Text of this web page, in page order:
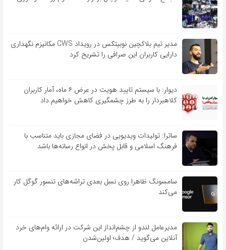
مدیر تیم بلاکچین نوبیتکس در رویداد CWS مکانیزم نگهداری
دارایی کاربران این صرافی را تشریح کرد
دیوار: با سیستم تایید هویت در عرض ۶ ماه، آمار کاربران
کلاهبردار را به طرز چشمگیری کاهش خواهیم داد
ساترا: تولیدات ویدیویی در فضای مجازی باید متناسب با
فرهنگ اسلامی و قابل پخش در انواع رسانه‌ها باشد
سامسونگ ظاهرا روی نسل بعدی تراشه‌های تنسور گوگل کار
می‌کند
مدیرعامل لندو از چشم‌انداز این شرکت در ارائه وام‌های خرد
آنلاین می‌گوید / هدف؛ اولین‌شدن